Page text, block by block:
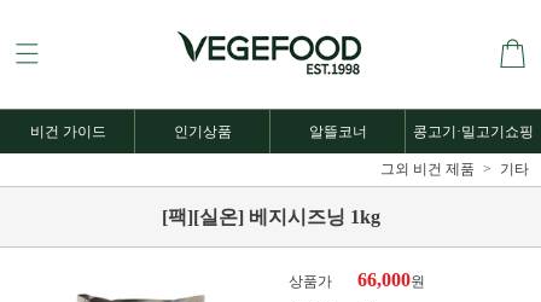
비건 가이드 인기상품 알뜰코너 콩고기·밀고기쇼핑
그외 비건 제품 기타
[팩][실온] 베지시즈닝 1kg
상품가 66,000원